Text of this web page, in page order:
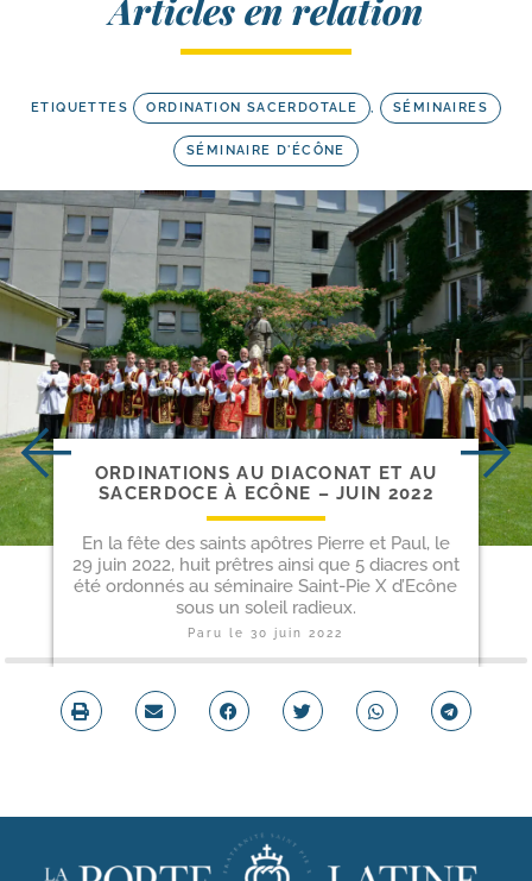
Articles en relation
ETIQUETTES ORDINATION SACERDOTALE , SÉMINAIRES
SÉMINAIRE D'ÉCÔNE
ORDINATIONS AU DIACONAT ET AU
SACERDOCE À ECÔNE – JUIN 2022
En la fête des saints apôtres Pierre et Paul, le
29 juin 2022, huit prêtres ainsi que 5 diacres ont
été ordonnés au séminaire Saint-Pie X d’Ecône
sous un soleil radieux.
Paru le30 juin 2022